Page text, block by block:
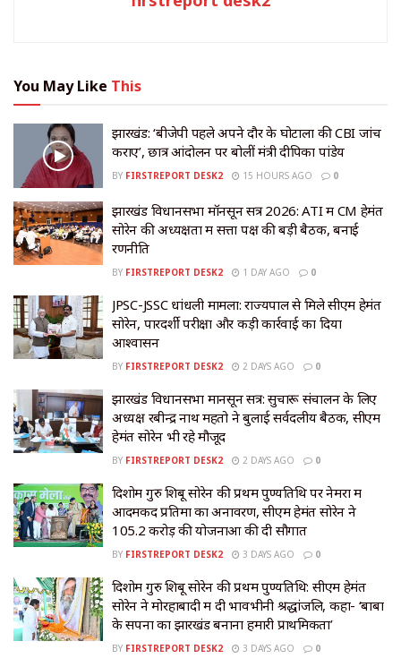
You May Like This
झारखंड: ‘बीजेपी पहले अपने दौर के घोटालों की CBI जांच
कराए’, छात्र आंदोलन पर बोलीं मंत्री दीपिका पांडेय
BY FIRSTREPORT DESK2 15 HOURS AGO 0
झारखंड विधानसभा मॉनसून सत्र 2026: ATI में CM हेमंत
सोरेन की अध्यक्षता में सत्ता पक्ष की बड़ी बैठक, बनाई
रणनीति
BY FIRSTREPORT DESK2 1 DAY AGO 0
JPSC-JSSC धांधली मामला: राज्यपाल से मिले सीएम हेमंत
सोरेन, पारदर्शी परीक्षा और कड़ी कार्रवाई का दिया
आश्वासन
BY FIRSTREPORT DESK2 2 DAYS AGO 0
झारखंड विधानसभा मानसून सत्र: सुचारू संचालन के लिए
अध्यक्ष रबीन्द्र नाथ महतो ने बुलाई सर्वदलीय बैठक, सीएम
हेमंत सोरेन भी रहे मौजूद
BY FIRSTREPORT DESK2 2 DAYS AGO 0
दिशोम गुरु शिबू सोरेन की प्रथम पुण्यतिथि पर नेमरा में
आदमकद प्रतिमा का अनावरण, सीएम हेमंत सोरेन ने
105.2 करोड़ की योजनाओं की दी सौगात
BY FIRSTREPORT DESK2 3 DAYS AGO 0
दिशोम गुरु शिबू सोरेन की प्रथम पुण्यतिथि: सीएम हेमंत
सोरेन ने मोरहाबादी में दी भावभीनी श्रद्धांजलि, कहा- ‘बाबा
के सपनों का झारखंड बनाना हमारी प्राथमिकता’
BY FIRSTREPORT DESK2 3 DAYS AGO 0